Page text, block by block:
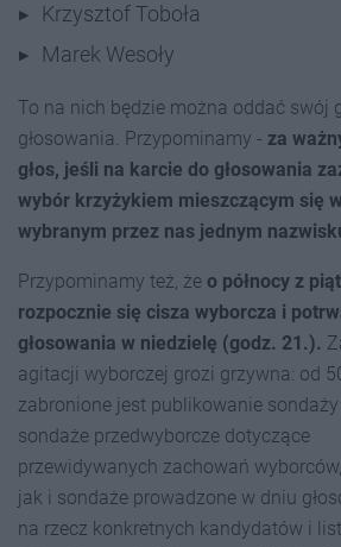
Krzysztof Toboła
Marek Wesoły
To na nich będzie można oddać swój
głosowania. Przypominamy - za
głos, jeśli na karcie do głosowania
wybór krzyżykiem mieszczącym się
wybranym przez nas jednym
Przypominamy też, że o północy z
rozpocznie się cisza wyborcza i
głosowania w niedzielę (godz. 21.).
agitacji wyborczej grozi grzywna: od
zabronione jest publikowanie
sondaże przedwyborcze dotyczące
przewidywanych zachowań
jak i sondaże prowadzone w dniu
na rzecz konkretnych kandydatów i